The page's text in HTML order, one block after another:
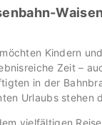
möchten Kindern
Zeit –
in der
Urlaubs stehen
vielfältigen